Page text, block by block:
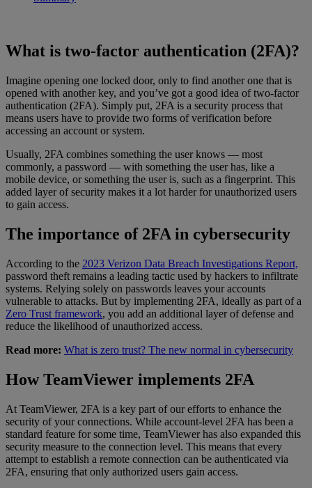
What is two-factor authentication (2FA)?
Imagine opening one locked door, only to find another one that is
opened with another key, and you’ve got a good idea of two-factor
authentication (2FA). Simply put, 2FA is a security process that
means users have to provide two forms of verification before
accessing an account or system.
Usually, 2FA combines something the user knows — most
commonly, a password — with something the user has, like a
mobile device, or something the user is, such as a fingerprint. This
added layer of security makes it a lot harder for unauthorized users
to gain access.
The importance of 2FA in cybersecurity
According to the 2023 Verizon Data Breach Investigations Report,
password theft remains a leading tactic used by hackers to infiltrate
systems. Relying solely on passwords leaves your accounts
vulnerable to attacks. But by implementing 2FA, ideally as part of a
Zero Trust framework, you add an additional layer of defense and
reduce the likelihood of unauthorized access.
Read more: What is zero trust? The new normal in cybersecurity
How TeamViewer implements 2FA
At TeamViewer, 2FA is a key part of our efforts to enhance the
security of your connections. While account-level 2FA has been a
standard feature for some time, TeamViewer has also expanded this
security measure to the connection level. This means that every
attempt to establish a remote connection can be authenticated via
2FA, ensuring that only authorized users gain access.